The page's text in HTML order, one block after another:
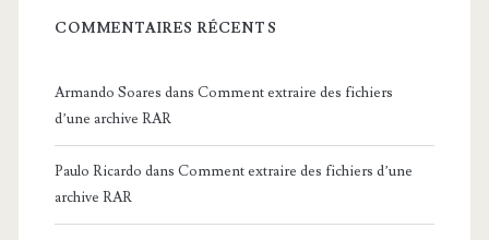
COMMENTAIRES RÉCENTS
Armando Soares dans Comment extraire des fichiers
d’une archive RAR
Paulo Ricardo dans Comment extraire des fichiers d’une
archive RAR